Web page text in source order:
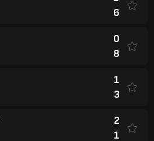
6
0
8
1
3
2
1